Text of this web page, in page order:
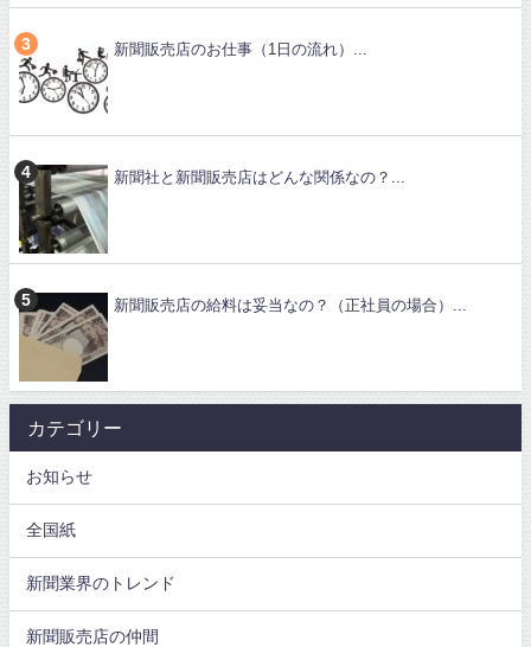
新聞販売店のお仕事（1日の流れ）...
新聞社と新聞販売店はどんな関係なの？...
新聞販売店の給料は妥当なの？（正社員の場合）...
カテゴリー
お知らせ
全国紙
新聞業界のトレンド
新聞販売店の仲間